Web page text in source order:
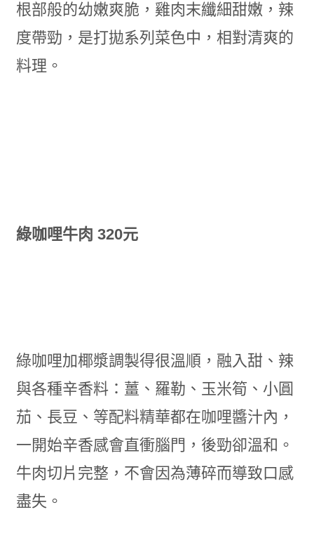
根部般的幼嫩爽脆，雞肉末纖細甜嫩，辣
度帶勁，是打拋系列菜色中，相對清爽的
料理。
綠咖哩牛肉 320元
綠咖哩加椰漿調製得很溫順，融入甜、辣
與各種辛香料：薑、羅勒、玉米筍、小圓
茄、長豆、等配料精華都在咖哩醬汁內，
一開始辛香感會直衝腦門，後勁卻溫和。
牛肉切片完整，不會因為薄碎而導致口感
盡失。